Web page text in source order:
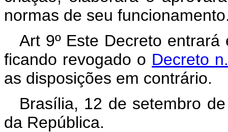
normas de seu
Art 9º Este Decreto
ficando revogado o Decreto
as disposições em contrário.
Brasília, 12 de setembro
da República.